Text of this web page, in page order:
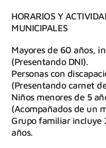
HORARIOS Y
MUNICIPALES
Mayores de 60 años,
(Presentando DNI).
Personas con
(Presentando carnet
Niños menores de 5
(Acompañados de un
Grupo familiar incluye
años.